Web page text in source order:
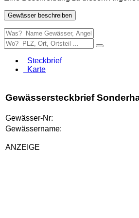
Gewässer beschreiben
Steckbrief
Karte
Gewässersteckbrief
Gewässer-Nr:
Gewässername:
ANZEIGE